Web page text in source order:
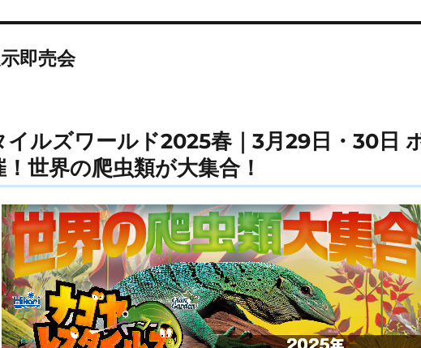
即売会
イルズワールド2025春｜3月29日・30日
世界の爬虫類が大集合！